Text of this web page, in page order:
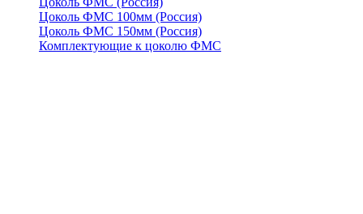
Цоколь ФМС 100мм (Россия)
Цоколь ФМС 150мм (Россия)
Комплектующие к цоколю ФМС